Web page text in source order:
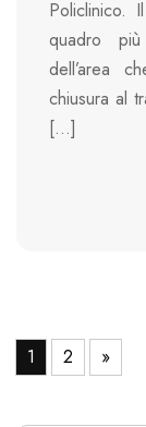
Policlinico.
quadro
dell’area
chiusura al
[…]
1 2 »